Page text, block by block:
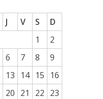
J V S
D
1
2
6 7 8
9
13 14 15
16
20 21 22 23